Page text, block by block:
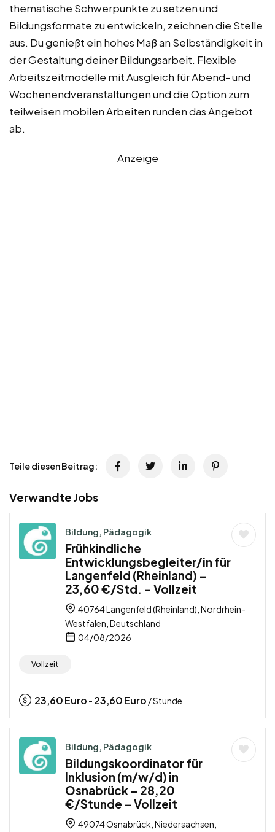
thematische Schwerpunkte zu setzen und
Bildungsformate zu entwickeln, zeichnen die Stelle
aus. Du genießt ein hohes Maß an Selbständigkeit in
der Gestaltung deiner Bildungsarbeit. Flexible
Arbeitszeitmodelle mit Ausgleich für Abend- und
Wochenendveranstaltungen und die Option zum
teilweisen mobilen Arbeiten runden das Angebot
ab.
Anzeige
Teile diesen Beitrag:
Verwandte Jobs
Bildung, Pädagogik
Frühkindliche
Entwicklungsbegleiter/in für
Langenfeld (Rheinland) –
23,60 €/Std. – Vollzeit
40764 Langenfeld (Rheinland), Nordrhein-
Westfalen, Deutschland
04/08/2026
Vollzeit
23,60Euro - 23,60Euro / Stunde
Bildung, Pädagogik
Bildungskoordinator für
Inklusion (m/w/d) in
Osnabrück – 28,20
€/Stunde – Vollzeit
49074 Osnabrück, Niedersachsen,